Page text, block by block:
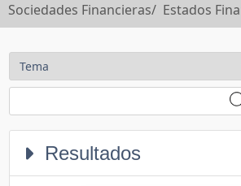
Sociedades Financieras/ Estados
Resultados